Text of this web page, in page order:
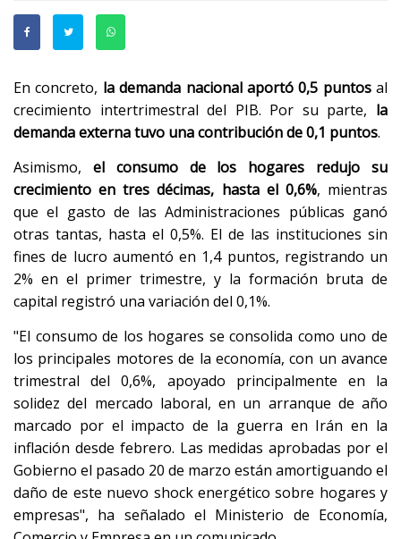
En concreto, la demanda nacional aportó 0,5 puntosal
crecimiento intertrimestral del PIB. Por su parte, la
demanda externa tuvo una contribución de 0,1 puntos.
Asimismo, el consumo de los hogares redujo su
crecimiento en tres décimas, hasta el 0,6%, mientras
que el gasto de las Administraciones públicas ganó
otras tantas, hasta el 0,5%. El de las instituciones sin
fines de lucro aumentó en 1,4 puntos, registrando un
2% en el primer trimestre, y la formación bruta de
capital registró una variación del 0,1%.
"El consumo de los hogares se consolida como uno de
los principales motores de la economía, con un avance
trimestral del 0,6%, apoyado principalmente en la
solidez del mercado laboral, en un arranque de año
marcado por el impacto de la guerra en Irán en la
inflación desde febrero. Las medidas aprobadas por el
Gobierno el pasado 20 de marzo están amortiguando el
daño de este nuevo shock energético sobre hogares y
empresas", ha señalado el Ministerio de Economía,